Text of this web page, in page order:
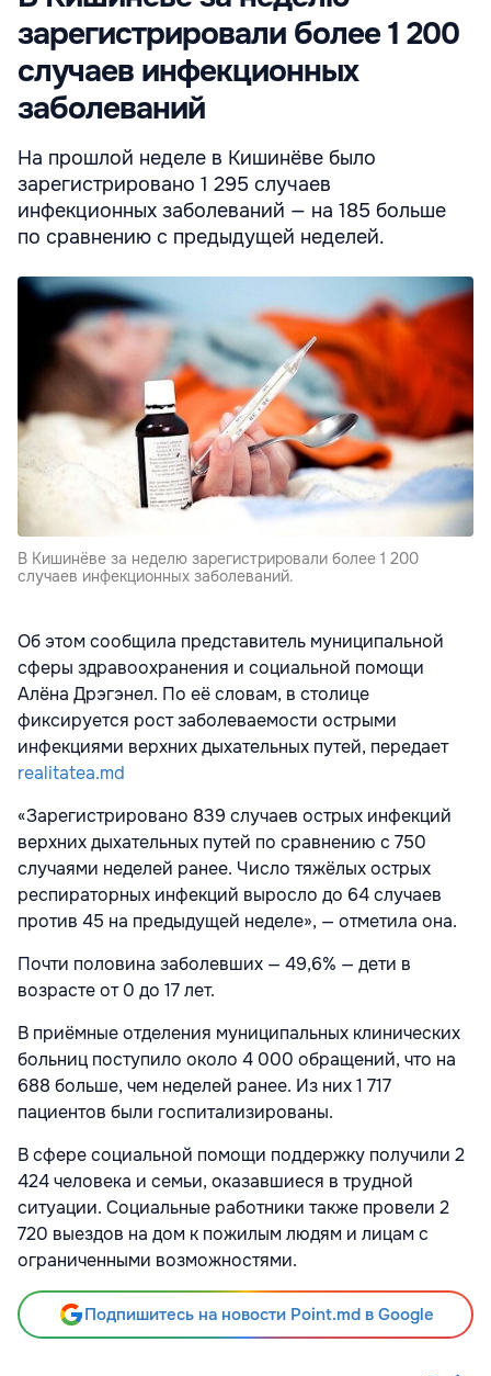
зарегистрировали более 1 200
случаев инфекционных
заболеваний
На прошлой неделе в Кишинёве было
зарегистрировано 1 295 случаев
инфекционных заболеваний — на 185 больше
по сравнению с предыдущей неделей.
В Кишинёве за неделю зарегистрировали более 1 200
случаев инфекционных заболеваний.
Об этом сообщила представитель муниципальной
сферы здравоохранения и социальной помощи
Алёна Дрэгэнел. По её словам, в столице
фиксируется рост заболеваемости острыми
инфекциями верхних дыхательных путей, передает
realitatea.md
«Зарегистрировано 839 случаев острых инфекций
верхних дыхательных путей по сравнению с 750
случаями неделей ранее. Число тяжёлых острых
респираторных инфекций выросло до 64 случаев
против 45 на предыдущей неделе», — отметила она.
Почти половина заболевших — 49,6% — дети в
возрасте от 0 до 17 лет.
В приёмные отделения муниципальных клинических
больниц поступило около 4 000 обращений, что на
688 больше, чем неделей ранее. Из них 1 717
пациентов были госпитализированы.
В сфере социальной помощи поддержку получили 2
424 человека и семьи, оказавшиеся в трудной
ситуации. Социальные работники также провели 2
720 выездов на дом к пожилым людям и лицам с
ограниченными возможностями.
Подпишитесь на новости Point.md в Google